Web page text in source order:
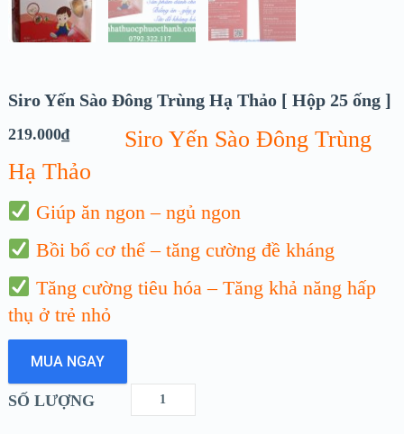
Siro Yến Sào Đông Trùng Hạ Thảo [ Hộp 25 ống ]
219.000₫ Siro Yến Sào Đông Trùng
Hạ Thảo
Giúp ăn ngon – ngủ ngon
Bồi bổ cơ thể –tăng cường đề kháng
Tăng cường tiêu hóa – Tăng khả năng hấp
thụ ở trẻ nhỏ
MUA NGAY
SỐ LƯỢNG